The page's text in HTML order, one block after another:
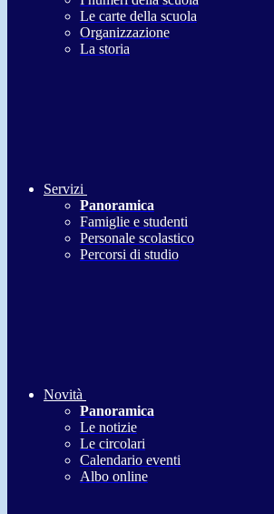
Le carte della scuola
Organizzazione
La storia
Servizi
Panoramica
Famiglie e studenti
Personale scolastico
Percorsi di studio
Novità
Panoramica
Le notizie
Le circolari
Calendario eventi
Albo online